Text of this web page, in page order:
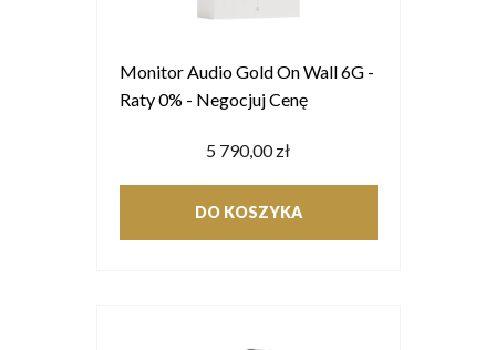
Monitor Audio Gold On Wall 6G -
Raty 0% - Negocjuj Cenę
5 790,00 zł
DO KOSZYKA